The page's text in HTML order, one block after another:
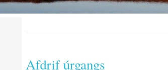
Afdrif úrgangs